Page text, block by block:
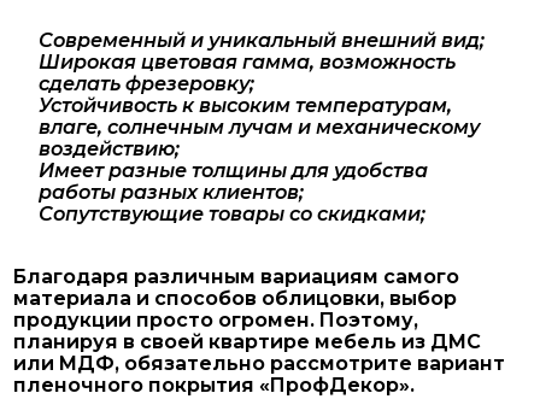
Современный и уникальный внешний вид;
Широкая цветовая гамма, возможность
сделать фрезеровку;
Устойчивость к высоким температурам,
влаге, солнечным лучам и механическому
воздействию;
Имеет разные толщины для удобства
работы разных клиентов;
Сопутствующие товары со скидками;
Благодаря различным вариациям самого
материала и способов облицовки, выбор
продукции просто огромен. Поэтому,
планируя в своей квартире мебель из ДМС
или МДФ, обязательно рассмотрите вариант
пленочного покрытия «ПрофДекор».